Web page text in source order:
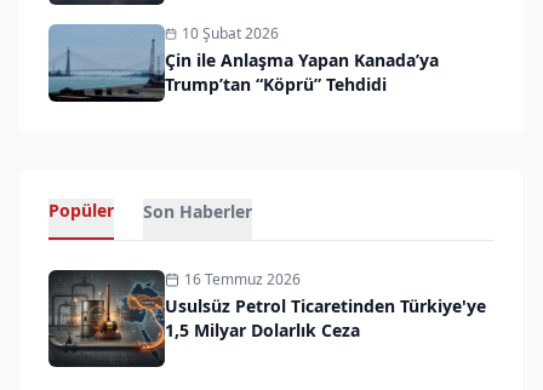
10 Şubat 2026
Çin ile Anlaşma Yapan Kanada’ya
Trump’tan “Köprü” Tehdidi
Popüler Son Haberler
16 Temmuz 2026
Usulsüz Petrol Ticaretinden Türkiye'ye
1,5 Milyar Dolarlık Ceza